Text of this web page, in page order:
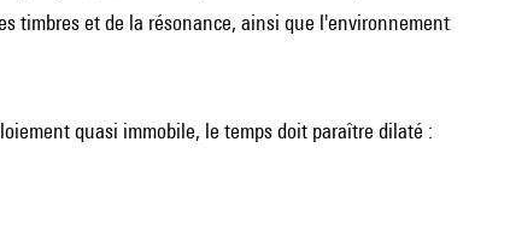
timbres et de la résonance, ainsi que l'environnement
quasi immobile, le temps doit paraître dilaté :